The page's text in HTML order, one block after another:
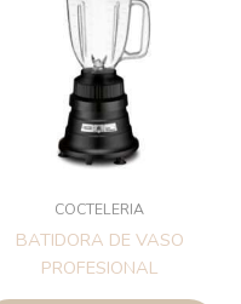
COCTELERIA
BATIDORA DE VASO
PROFESIONAL